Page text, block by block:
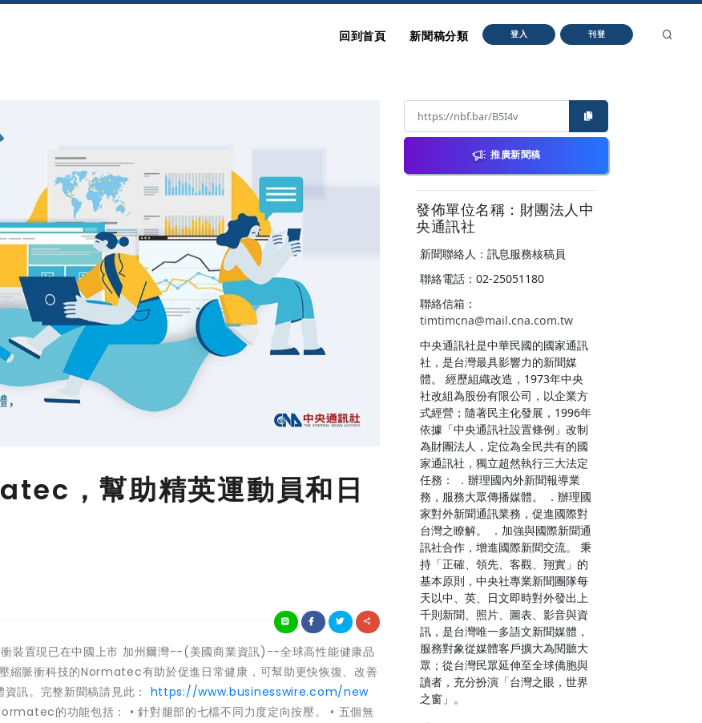
回到首頁 新聞稿分類 登入 刊登
，幫助精英運動員和日
裝置現已在中國上市 加州爾灣--(美國商業資訊)--全球高性能健康品
脈衝科技的Normatec有助於促進日常健康，可幫助更快恢復、改善
訊。完整新聞稿請見此： https://www.businesswire.com/new
的功能包括： • 針對腿部的七檔不同力度定向按壓。 • 五個無
推廣新聞稿
發佈單位名稱：財團法人中
央通訊社
新聞聯絡人：訊息服務核稿員
聯絡電話：02-25051180
聯絡信箱：
timtimcna@mail.cna.com.tw
中央通訊社是中華民國的國家通訊
社，是台灣最具影響力的新聞媒
體。 經歷組織改造，1973年中央
社改組為股份有限公司，以企業方
式經營；隨著民主化發展，1996年
依據「中央通訊社設置條例」改制
為財團法人，定位為全民共有的國
家通訊社，獨立超然執行三大法定
任務： ．辦理國內外新聞報導業
務，服務大眾傳播媒體。 ．辦理國
家對外新聞通訊業務，促進國際對
台灣之瞭解。 ．加強與國際新聞通
訊社合作，增進國際新聞交流。 秉
持「正確、領先、客觀、翔實」的
基本原則，中央社專業新聞團隊每
天以中、英、日文即時對外發出上
千則新聞、照片、圖表、影音與資
訊，是台灣唯一多語文新聞媒體，
服務對象從媒體客戶擴大為閱聽大
眾；從台灣民眾延伸至全球僑胞與
讀者，充分扮演「台灣之眼，世界
之窗」。